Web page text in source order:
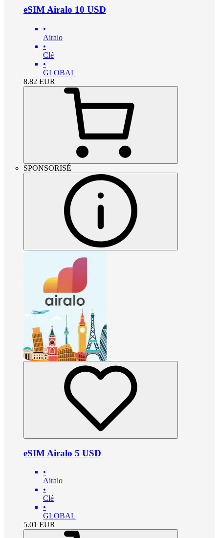
eSIM Airalo 10 USD
•
Airalo
•
Clé
•
GLOBAL
8.82 EUR
SPONSORISÉ
eSIM Airalo 5 USD
•
Airalo
•
Clé
•
GLOBAL
5.01 EUR